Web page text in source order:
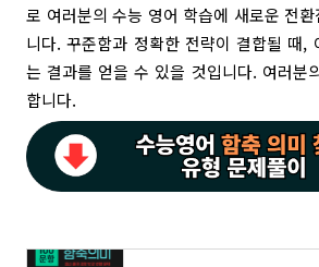
로 여러분의 수능 영어 학습에 새로운 전
니다. 꾸준함과 정확한 전략이 결합될 때,
는 결과를 얻을 수 있을 것입니다. 여러분
합니다.